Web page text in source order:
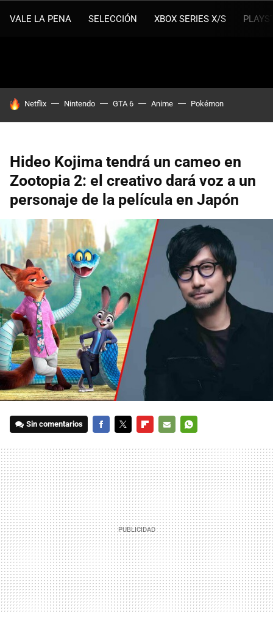
VALE LA PENA SELECCIÓN XBOX SERIES X/S
HOY SE HABLA DE
Netflix Nintendo GTA 6 Anime Pokémon
Hideo Kojima tendrá un cameo en
Zootopia 2: el creativo dará voz a un
personaje de la película en Japón
Sin comentarios
MAIL